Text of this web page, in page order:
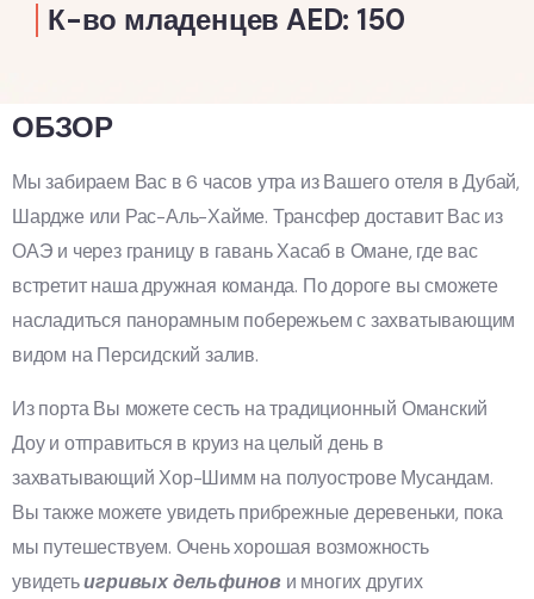
К-во младенцев AED: 150
ОБЗОР
Мы забираем Вас в 6 часов утра из Вашего отеля в Дубай,
Шардже или Рас-Аль-Хайме. Трансфер доставит Вас из
ОАЭ и через границу в гавань Хасаб в Омане, где вас
встретит наша дружная команда. По дороге вы сможете
насладиться панорамным побережьем с захватывающим
видом на Персидский залив.
Из порта Вы можете сесть на традиционный Оманский
Доу и отправиться в круиз на целый день в
захватывающий Хор-Шимм на полуострове Мусандам.
Вы также можете увидеть прибрежные деревеньки, пока
мы путешествуем. Очень хорошая возможность
увидетьигривых дельфинов и многих других